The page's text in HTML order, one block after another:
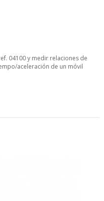
04100 y medir relaciones de
aceleración de un móvil